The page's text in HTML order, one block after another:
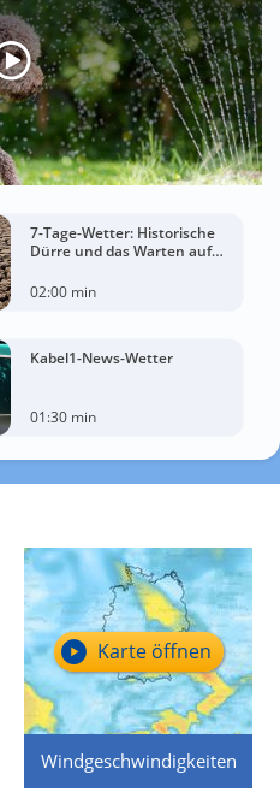
7-Tage-Wetter: Historische
Dürre und das Warten auf
02:00 min
Kabel1-News-Wetter
01:30 min
Windgeschwindigkeiten
Karte öffnen